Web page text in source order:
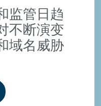
监管日趋
不断演变
域名威胁